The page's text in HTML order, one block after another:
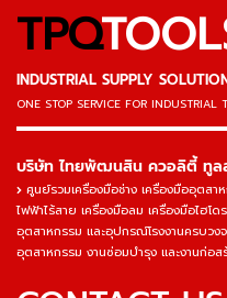
TPQ
INDUSTRIAL SUPPLY
ONE STOP SERVICE FOR INDUSTRIAL
บริษัท ไทยพัฒนสิน ควอลิตี้ ทูล
ศูนย์รวมเครื่องมือช่าง เครื่องมืออุตส
ไฟฟ้าไร้สาย เครื่องมือลม เครื่องมือไฮโ
อุตสาหกรรม และอุปกรณ์โรงงานครบวง
อุตสาหกรรม งานซ่อมบำรุง และงานก่อส